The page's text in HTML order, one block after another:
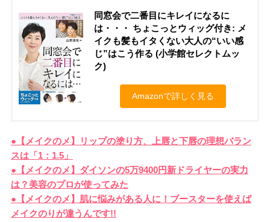
同窓会で二番目にキレイになるに
は・・・ ちょこっとウィッグ付き: メ
イクも髪もイタくない大人の“いい感
じ”はこう作る (小学館セレクトムッ
ク)
Amazonで詳しく見る
●【メイクのメ】リップの塗り方、上唇と下唇の理想バラン
スは「1：1.5」
●【メイクのメ】ダイソンの5万9400円新ドライヤーの実力
は？美容のプロが使ってみた
● 【メイクのメ】 肌に悩みがある人に！ブースターを使えば
メイクのりが違うんです!!